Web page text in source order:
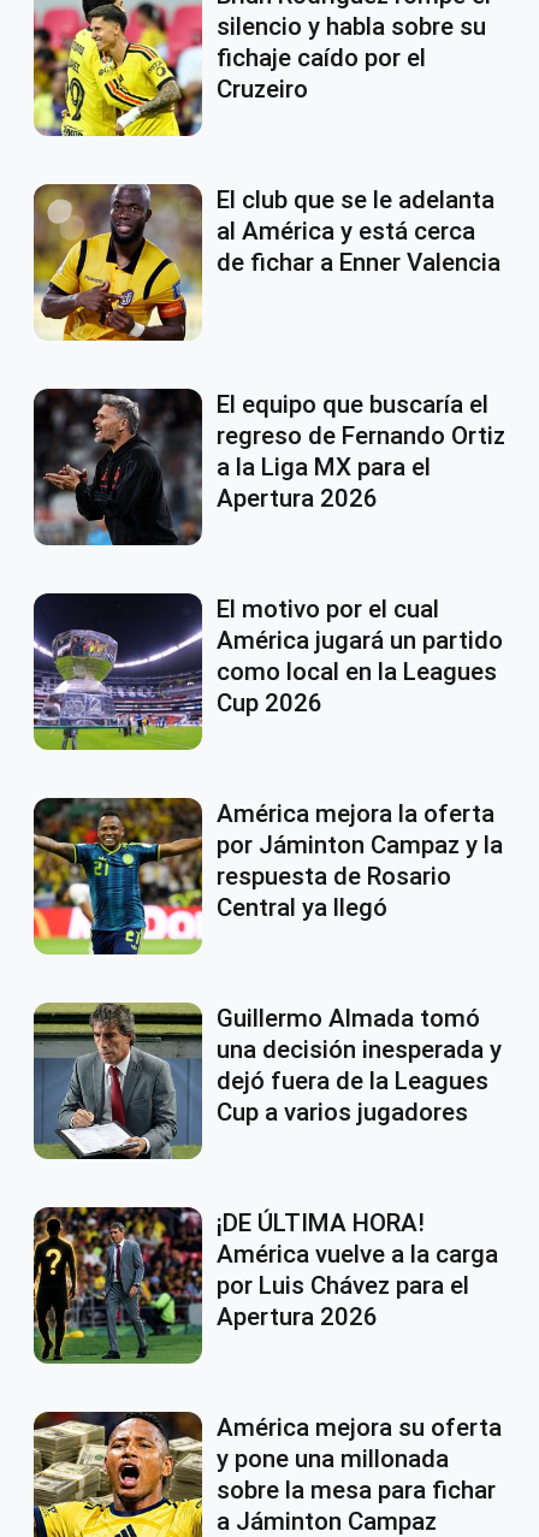
silencio y habla sobre su
fichaje caído por el
Cruzeiro
El club que se le adelanta
al América y está cerca
de fichar a Enner Valencia
El equipo que buscaría el
regreso de Fernando Ortiz
a la Liga MX para el
Apertura 2026
El motivo por el cual
América jugará un partido
como local en la Leagues
Cup 2026
América mejora la oferta
por Jáminton Campaz y la
respuesta de Rosario
Central ya llegó
Guillermo Almada tomó
una decisión inesperada y
dejó fuera de la Leagues
Cup a varios jugadores
¡DE ÚLTIMA HORA!
América vuelve a la carga
por Luis Chávez para el
Apertura 2026
América mejora su oferta
y pone una millonada
sobre la mesa para fichar
a Jáminton Campaz